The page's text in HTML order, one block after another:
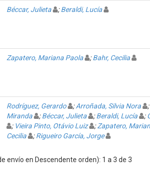
Béccar, Julieta ;Beraldi, Lucía
Zapatero, Mariana Paola ;Bahr, Cecilia
Rodríguez, Gerardo ;Arroñada, Silvia Nora ;
Miranda
;Béccar, Julieta ;Beraldi, Lucía ;
; Vieira Pinto, Otávio Luiz ;Zapatero,
Cecilia
;Rigueiro García, Jorge
envío en Descendente orden): 1 a 3 de 3